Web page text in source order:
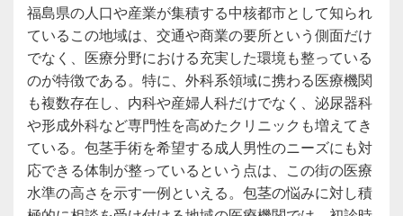
福島県の人口や産業が集積する中核都市として知られ
ているこの地域は、交通や商業の要所という側面だけ
でなく、医療分野における充実した環境も整っている
のが特徴である。 特に、外科系領域に携わる医療機関
も複数存在し、内科や産婦人科だけでなく、泌尿器科
や形成外科など専門性を高めたクリニックも増えてき
ている。包茎手術を希望する成人男性のニーズにも対
応できる体制が整っているという点は、この街の医療
水準の高さを示す一例といえる。包茎の悩みに対し積